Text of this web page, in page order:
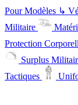
Pour Modèles ↳
Militaire
Protection
Surplus
Tactiques